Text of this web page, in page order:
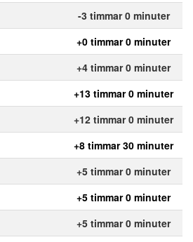
-3 timmar 0 minuter
+0 timmar 0 minuter
+4 timmar 0 minuter
+13 timmar 0 minuter
+12 timmar 0 minuter
+8 timmar 30 minuter
+5 timmar 0 minuter
+5 timmar 0 minuter
+5 timmar 0 minuter